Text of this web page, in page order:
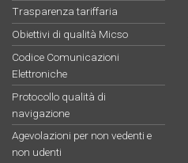
Trasparenza tariffaria
Obiettivi di qualità Micso
Codice Comunicazioni
Elettroniche
Protocollo qualità di
navigazione
Agevolazioni per non vedenti e
non udenti